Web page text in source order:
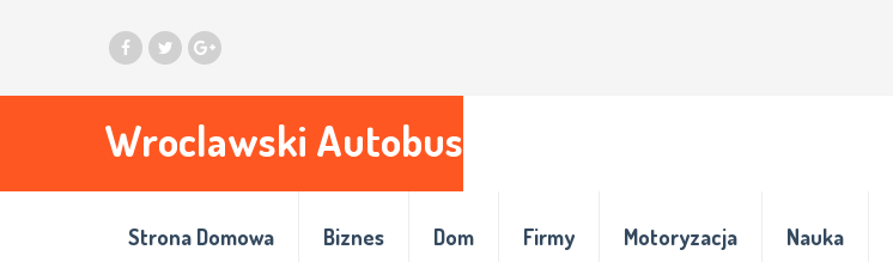
Wroclawski Autobus
Strona Domowa Biznes Dom Firmy Motoryzacja Nauka